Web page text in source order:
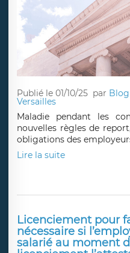
Publié le 01/10/25 par
Versailles
Maladie pendant les
nouvelles règles de
obligations des
Lire la suite
Licenciement pour
nécessaire si
salarié au moment